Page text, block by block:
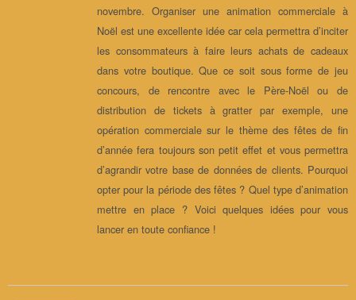
novembre. Organiser une animation commerciale à
Noël est une excellente idée car cela permettra d’inciter
les consommateurs à faire leurs achats de cadeaux
dans votre boutique. Que ce soit sous forme de jeu
concours, de rencontre avec le Père-Noël ou de
distribution de tickets à gratter par exemple, une
opération commerciale sur le thème des fêtes de fin
d’année fera toujours son petit effet et vous permettra
d’agrandir votre base de données de clients. Pourquoi
opter pour la période des fêtes ? Quel type d’animation
mettre en place ? Voici quelques idées pour vous
lancer en toute confiance !